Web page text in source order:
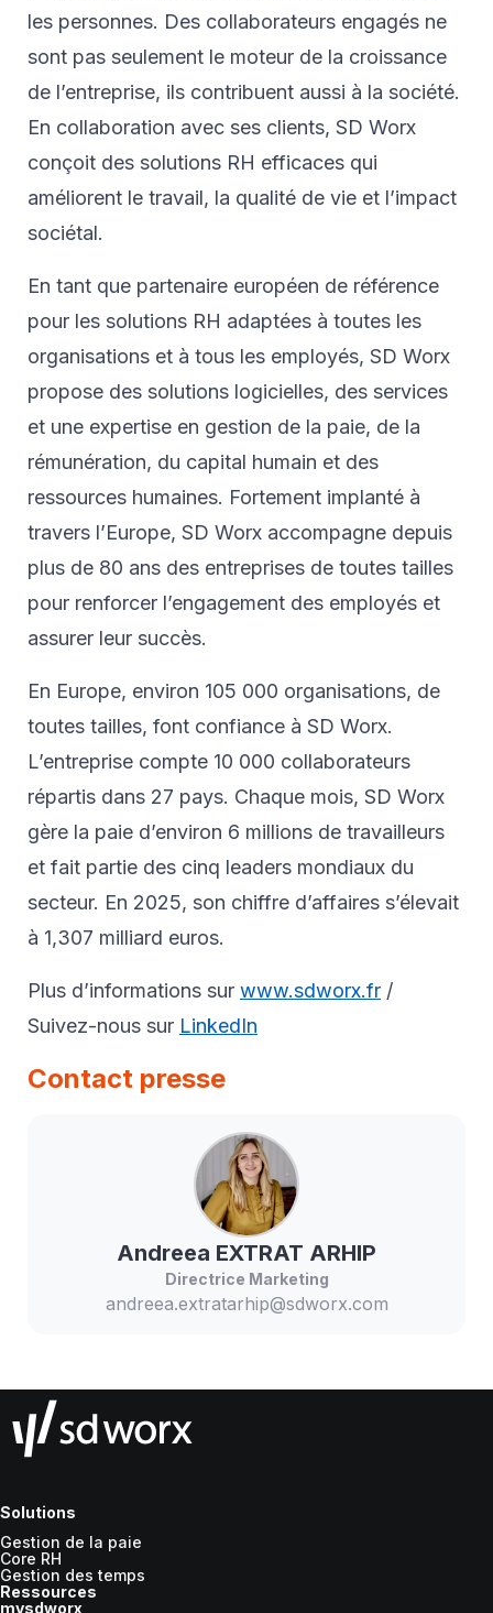
les personnes. Des collaborateurs engagés ne
sont pas seulement le moteur de la croissance
de l’entreprise, ils contribuent aussi à la société.
En collaboration avec ses clients, SD Worx
conçoit des solutions RH efficaces qui
améliorent le travail, la qualité de vie et l’impact
sociétal.
En tant que partenaire européen de référence
pour les solutions RH adaptées à toutes les
organisations et à tous les employés, SD Worx
propose des solutions logicielles, des services
et une expertise en gestion de la paie, de la
rémunération, du capital humain et des
ressources humaines. Fortement implanté à
travers l’Europe, SD Worx accompagne depuis
plus de 80 ans des entreprises de toutes tailles
pour renforcer l’engagement des employés et
assurer leur succès.
En Europe, environ 105 000 organisations, de
toutes tailles, font confiance à SD Worx.
L’entreprise compte 10 000 collaborateurs
répartis dans 27 pays. Chaque mois, SD Worx
gère la paie d’environ 6 millions de travailleurs
et fait partie des cinq leaders mondiaux du
secteur. En 2025, son chiffre d’affaires s’élevait
à 1,307 milliard euros.
Plus d’informations sur www.sdworx.fr /
Suivez-nous sur LinkedIn
Contact presse
Andreea EXTRAT ARHIP
Directrice Marketing
andreea.extratarhip@sdworx.com
Solutions
Gestion de la paie
Core RH
Gestion des temps
Ressources
mysdworx